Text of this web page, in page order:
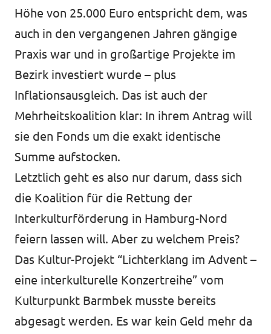
Höhe von 25.000 Euro entspricht dem, was
auch in den vergangenen Jahren gängige
Praxis war und in großartige Projekte im
Bezirk investiert wurde – plus
Inflationsausgleich. Das ist auch der
Mehrheitskoalition klar: In ihrem Antrag will
sie den Fonds um die exakt identische
Summe aufstocken.
Letztlich geht es also nur darum, dass sich
die Koalition für die Rettung der
Interkulturförderung in Hamburg-Nord
feiern lassen will. Aber zu welchem Preis?
Das Kultur-Projekt “Lichterklang im Advent –
eine interkulturelle Konzertreihe” vom
Kulturpunkt Barmbek musste bereits
abgesagt werden. Es war kein Geld mehr da